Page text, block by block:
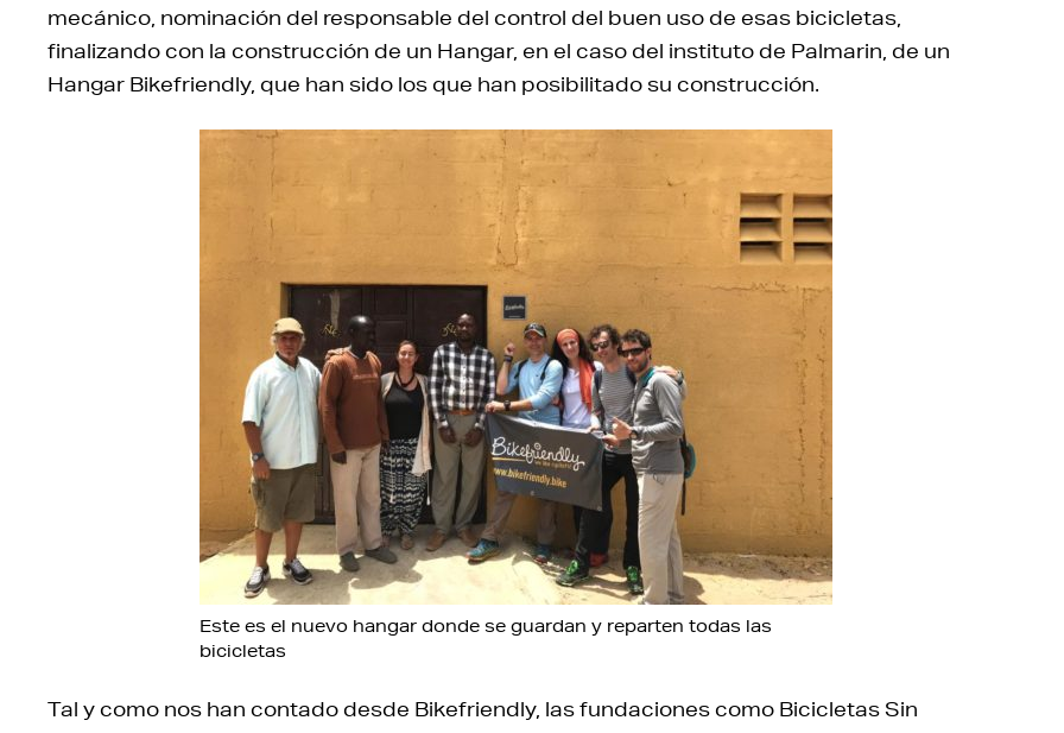
mecánico, nominación del responsable del control del buen uso de esas bicicletas,
finalizando con la construcción de un Hangar, en el caso del instituto de Palmarin, de un
Hangar Bikefriendly, que han sido los que han posibilitado su construcción.
Este es el nuevo hangar donde se guardan y reparten todas las
bicicletas
Tal y como nos han contado desde Bikefriendly, las fundaciones como Bicicletas Sin